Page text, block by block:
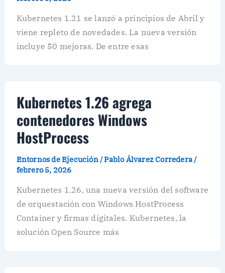
Kubernetes 1.21 se lanzó a principios de Abril y
viene repleto de novedades. La nueva versión
incluye 50 mejoras. De entre esas
Kubernetes 1.26 agrega
contenedores Windows
HostProcess
Entornos de Ejecución/Pablo Álvarez Corredera/
febrero 5, 2026
Kubernetes 1.26, una nueva versión del software
de orquestación con Windows HostProcess
Container y firmas digitales. Kubernetes, la
solución Open Source más